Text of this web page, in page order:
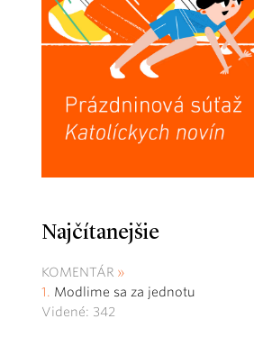
Najčítanejšie
KOMENTÁR
Modlime sa za jednotu
Videné: 342